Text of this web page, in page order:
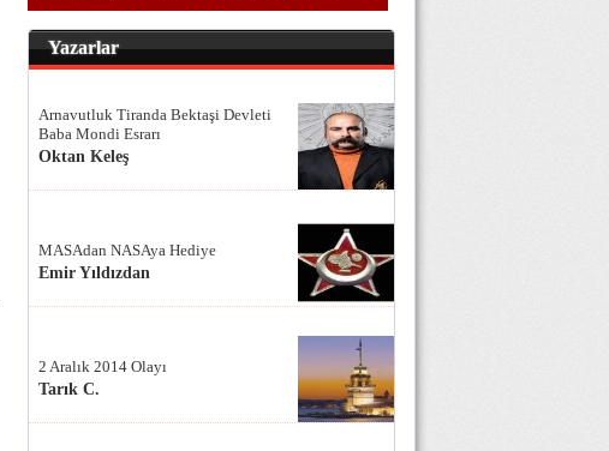
Yazarlar
Arnavutluk Tiranda Bektaşi Devleti
Baba Mondi Esrarı
Oktan Keleş
MASAdan NASAya Hediye
Emir Yıldızdan
2 Aralık 2014 Olayı
Tarık C.